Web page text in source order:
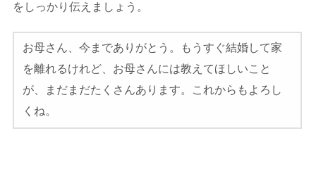
をしっかり伝えましょう。
お母さん、今までありがとう。もうすぐ結婚して家
を離れるけれど、お母さんには教えてほしいこと
が、まだまだたくさんあります。これからもよろし
くね。